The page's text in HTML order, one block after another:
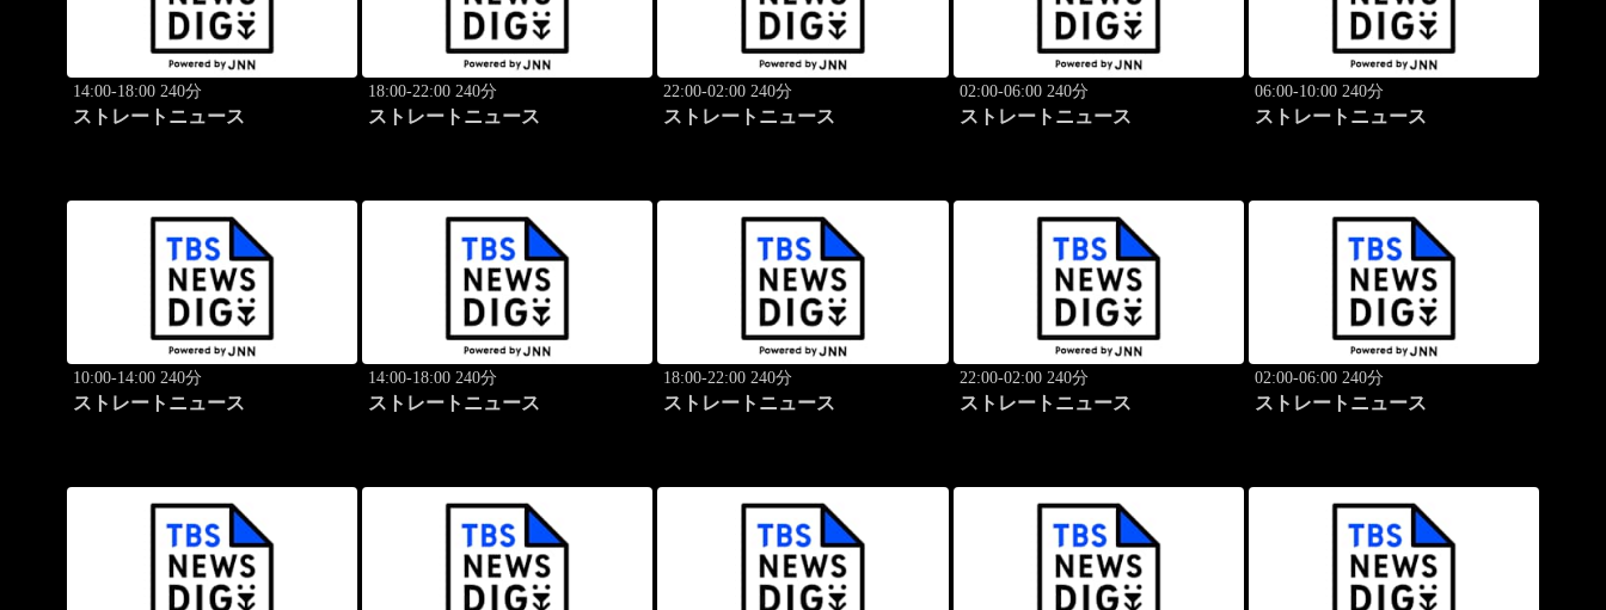
14:00-18:00 240分
ストレートニュース
18:00-22:00 240分
ストレートニュース
22:00-02:00 240分
ストレートニュース
02:00-06:00 240分
ストレートニュース
06:00-10:00 240分
ストレートニュース
10:00-14:00 240分
ストレートニュース
14:00-18:00 240分
ストレートニュース
18:00-22:00 240分
ストレートニュース
22:00-02:00 240分
ストレートニュース
02:00-06:00 240分
ストレートニュース